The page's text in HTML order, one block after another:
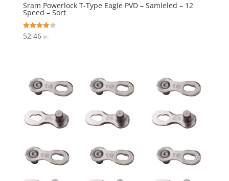
Sram Powerlock T-Type Eagle PVD – Samleled – 12
Speed – Sort
Vurderet
4
52,46 kr.